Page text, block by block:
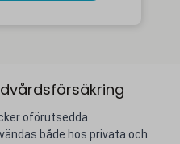
oförutsedda
både hos privata och